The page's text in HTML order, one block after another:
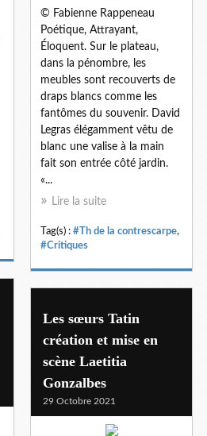
© Fabienne Rappeneau
Poétique, Attrayant,
Éloquent. Sur le plateau,
dans la pénombre, les
meubles sont recouverts de
draps blancs comme les
fantômes du souvenir. David
Legras élégamment vêtu de
blanc une valise à la main
fait son entrée côté jardin.
«...
Lire la suite
Tag(s) : #Th de la contrescarpe,
#Critiques
Les sœurs Tatin
création et mise en
scène Laetitia
Gonzalbes
29 Octobre 2021